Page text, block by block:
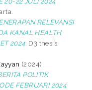
RELEVANSI
KANAL HEALTH
2024. D3 thesis,
(2024)
POLITIK
FEBRUARI 2024.